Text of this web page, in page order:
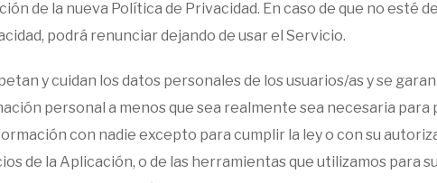
de la nueva Política de Privacidad. En caso de que no esté
podrá renunciar dejando de usar el Servicio.
y cuidan los datos personales de los usuarios/as y se
personal a menos que sea realmente sea necesaria
con nadie excepto para cumplir la ley o con su
de la Aplicación, o de las herramientas que utilizamos para